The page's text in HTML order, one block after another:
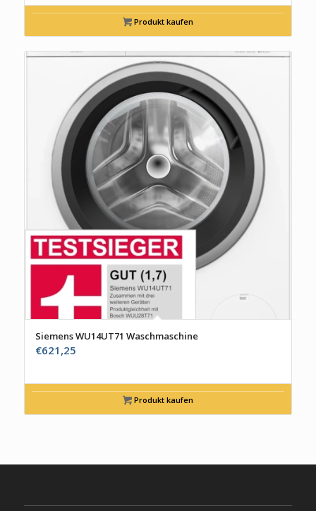
Produkt kaufen
Siemens WU14UT71 Waschmaschine
€621,25
Produkt kaufen